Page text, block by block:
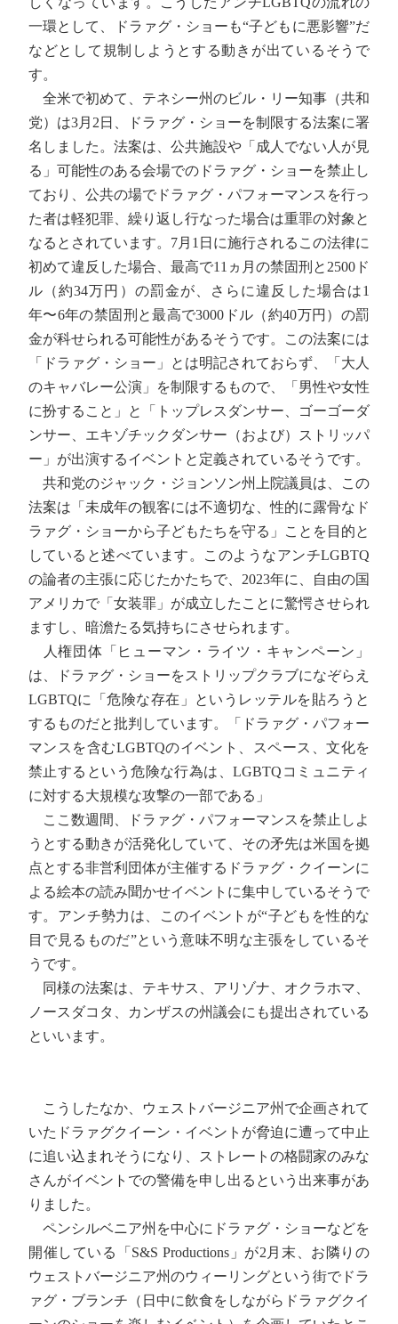
一環として、ドラァグ・ショーも“子どもに悪影響”だ
などとして規制しようとする動きが出ているそうで
す。
全米で初めて、テネシー州のビル・リー知事（共和
党）は3月2日、ドラァグ・ショーを制限する法案に署
名しました。法案は、公共施設や「成人でない人が見
る」可能性のある会場でのドラァグ・ショーを禁止し
ており、公共の場でドラァグ・パフォーマンスを行っ
た者は軽犯罪、繰り返し行なった場合は重罪の対象と
なるとされています。7月1日に施行されるこの法律に
初めて違反した場合、最高で11ヵ月の禁固刑と2500ド
ル（約34万円）の罰金が、さらに違反した場合は1
年〜6年の禁固刑と最高で3000ドル（約40万円）の罰
金が科せられる可能性があるそうです。この法案には
「ドラァグ・ショー」とは明記されておらず、「大人
のキャバレー公演」を制限するもので、「男性や女性
に扮すること」と「トップレスダンサー、ゴーゴーダ
ンサー、エキゾチックダンサー（および）ストリッパ
ー」が出演するイベントと定義されているそうです。
共和党のジャック・ジョンソン州上院議員は、この
法案は「未成年の観客には不適切な、性的に露骨なド
ラァグ・ショーから子どもたちを守る」ことを目的と
していると述べています。このようなアンチLGBTQ
の論者の主張に応じたかたちで、2023年に、自由の国
アメリカで「女装罪」が成立したことに驚愕させられ
ますし、暗澹たる気持ちにさせられます。
人権団体「ヒューマン・ライツ・キャンペーン」
は、ドラァグ・ショーをストリップクラブになぞらえ
LGBTQに「危険な存在」というレッテルを貼ろうと
するものだと批判しています。「ドラァグ・パフォー
マンスを含むLGBTQのイベント、スペース、文化を
禁止するという危険な行為は、LGBTQコミュニティ
に対する大規模な攻撃の一部である」
ここ数週間、ドラァグ・パフォーマンスを禁止しよ
うとする動きが活発化していて、その矛先は米国を拠
点とする非営利団体が主催するドラァグ・クイーンに
よる絵本の読み聞かせイベントに集中しているそうで
す。アンチ勢力は、このイベントが“子どもを性的な
目で見るものだ”という意味不明な主張をしているそ
うです。
同様の法案は、テキサス、アリゾナ、オクラホマ、
ノースダコタ、カンザスの州議会にも提出されている
といいます。
こうしたなか、ウェストバージニア州で企画されて
いたドラァグクイーン・イベントが脅迫に遭って中止
に追い込まれそうになり、ストレートの格闘家のみな
さんがイベントでの警備を申し出るという出来事があ
りました。
ペンシルベニア州を中心にドラァグ・ショーなどを
開催している「S&S Productions」が2月末、お隣りの
ウェストバージニア州のウィーリングという街でドラ
ァグ・ブランチ（日中に飲食をしながらドラァグクイ